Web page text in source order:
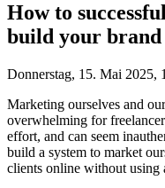
How to
build your brand
Donnerstag, 15. Mai 2025,
Marketing ourselves and
overwhelming for
effort, and can seem
build a system to market
clients online without using